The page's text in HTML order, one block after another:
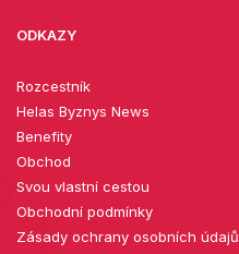
ODKAZY
Rozcestník
Helas Byznys News
Benefity
Obchod
Svou vlastní cestou
Obchodní podmínky
Zásady ochrany osobních údajů